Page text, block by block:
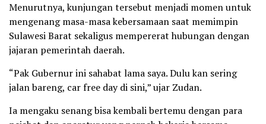
Menurutnya, kunjungan tersebut menjadi momen untuk
mengenang masa-masa kebersamaan saat memimpin
Sulawesi Barat sekaligus mempererat hubungan dengan
jajaran pemerintah daerah.
“Pak Gubernur ini sahabat lama saya. Dulu kan sering
jalan bareng, car free day di sini,” ujar Zudan.
Ia mengaku senang bisa kembali bertemu dengan para